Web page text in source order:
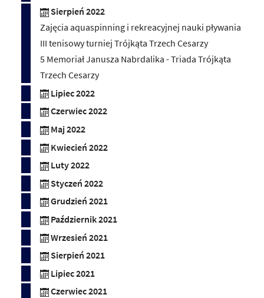
Sierpień 2022
Zajęcia aquaspinning i rekreacyjnej nauki pływania
III tenisowy turniej Trójkąta Trzech Cesarzy
5 Memoriał Janusza Nabrdalika - Triada Trójkąta
Trzech Cesarzy
Lipiec 2022
Czerwiec 2022
Maj 2022
Kwiecień 2022
Luty 2022
Styczeń 2022
Grudzień 2021
Październik 2021
Wrzesień 2021
Sierpień 2021
Lipiec 2021
Czerwiec 2021